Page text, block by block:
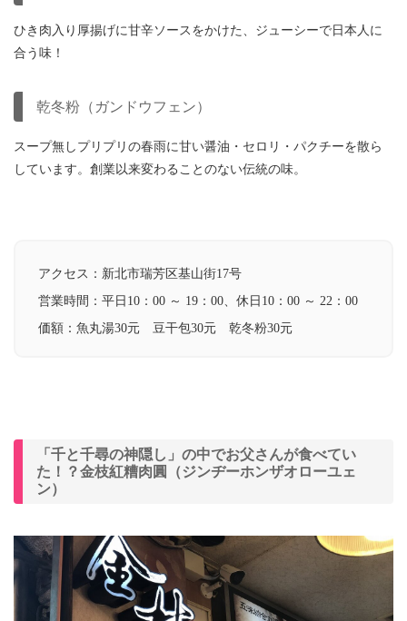
ひき肉入り厚揚げに甘辛ソースをかけた、ジューシーで日本人に
合う味！
乾冬粉（ガンドウフェン）
スープ無しプリプリの春雨に甘い醤油・セロリ・パクチーを散ら
しています。創業以来変わることのない伝統の味。
アクセス： 新北市瑞芳区基山街17号
営業時間： 平日10：00 ～ 19：00、 休日10：00 ～ 22：00
価額： 魚丸湯30元 豆干包30元 乾冬粉30元
「千と千尋の神隠し」の中でお父さんが食べてい
た！？金枝紅糟肉圓（ジンヂーホンザオローユェ
ン）